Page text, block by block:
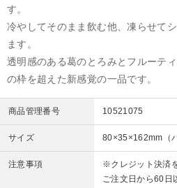
す。
冷やしてそのまま飲む他、凍らせて
ます。
透明感のある葛のとろみとフルーテ
の枠を超えた新感覚の一品です。
商品管理番号 10521075
サイズ 80×35×162mm（
注意事項
※クレジット決済
ご注文日から60日